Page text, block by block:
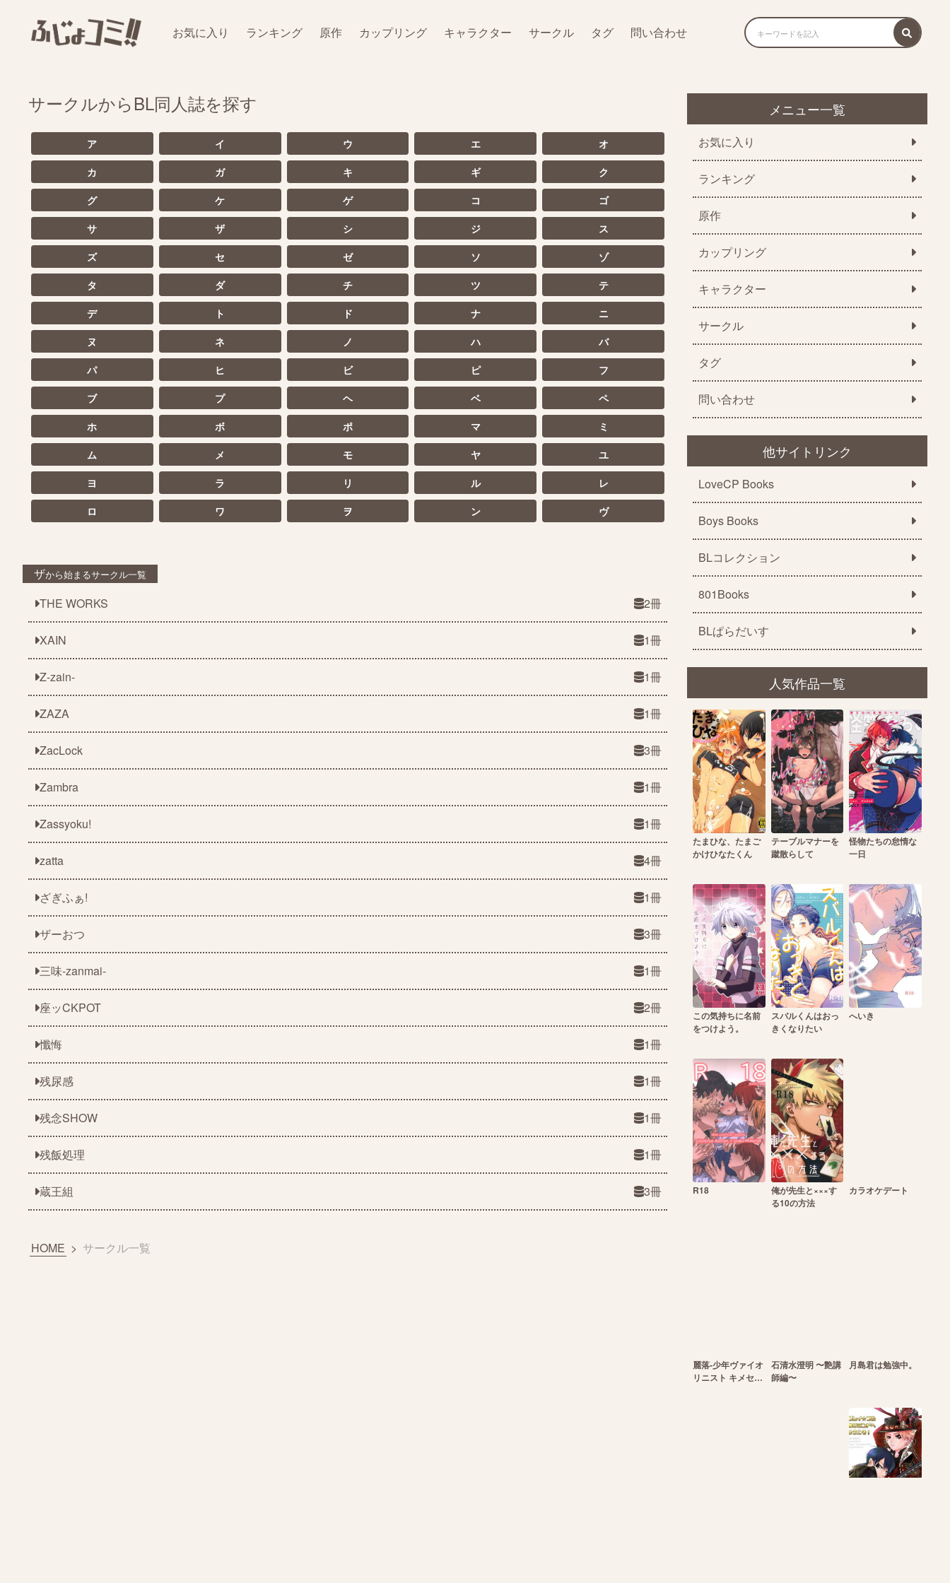
お気に入り ランキング 原作 カップリング キャラクター サークル タグ 問い合わせ
サークルからBL同人誌を探す
ア イ ウ エ
オ
カ
ガ キ ギ
ク
グ
ケ ゲ コ
ゴ
サ
ザ シ ジ
ス
ズ
セ ゼ ソ
ゾ
タ
ダ チ ツ
テ
デ
ト ド ナ
ニ
ヌ
ネ ノ ハ
バ
パ
ヒ ビ ピ
フ
ブ
プ ヘ ベ
ペ
ホ
ボ ポ マ
ミ
ム
メ モ ヤ
ユ
ヨ
ラ リ ル
レ
ロ
ワ ヲ ン ヴ
ザから始まるサークル一覧
THE WORKS 2冊
XAIN 1冊
Z-zain- 1冊
ZAZA 1冊
ZacLock 3冊
Zambra 1冊
Zassyoku! 1冊
zatta 4冊
ざぎふぁ! 1冊
ザーおつ 3冊
三味-zanmai- 1冊
座ッCKPOT 2冊
懺悔 1冊
残尿感 1冊
残念SHOW 1冊
残飯処理 1冊
蔵王組 3冊
HOME > サークル一覧
メニュー一覧
お気に入り
ランキング
原作
カップリング
キャラクター
サークル
タグ
問い合わせ
他サイトリンク
LoveCP Books
Boys Books
BLコレクション
801Books
BLぱらだいす
人気作品一覧
たまひな、たまご
かけひなたくん
テーブルマナーを
蹴散らして
怪物たちの怠惰な
一日
この気持ちに名前
をつけよう。
スバルくんはおっ
きくなりたい
へいき
R18
俺が先生と×××す
る10の方法
カラオケデート
麗落-少年ヴァイオ
リニスト キメセク
石清水澄明 〜艶講
師編〜
月島君は勉強中。